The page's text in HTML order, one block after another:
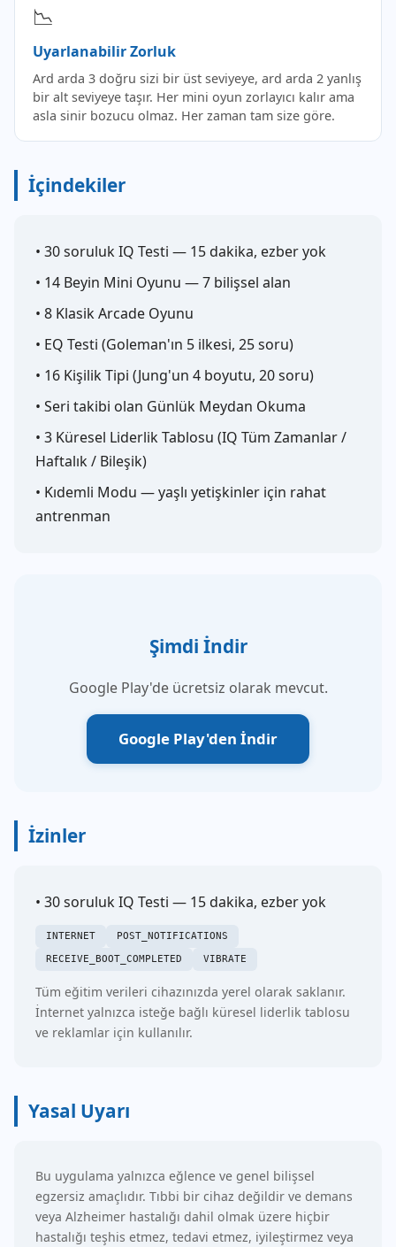
📉
Uyarlanabilir Zorluk
Ard arda 3 doğru sizi bir üst seviyeye, ard arda 2 yanlış
bir alt seviyeye taşır. Her mini oyun zorlayıcı kalır ama
asla sinir bozucu olmaz. Her zaman tam size göre.
İçindekiler
• 30 soruluk IQ Testi — 15 dakika, ezber yok
• 14 Beyin Mini Oyunu — 7 bilişsel alan
• 8 Klasik Arcade Oyunu
• EQ Testi (Goleman'ın 5 ilkesi, 25 soru)
• 16 Kişilik Tipi (Jung'un 4 boyutu, 20 soru)
• Seri takibi olan Günlük Meydan Okuma
• 3 Küresel Liderlik Tablosu (IQ Tüm Zamanlar /
Haftalık / Bileşik)
• Kıdemli Modu — yaşlı yetişkinler için rahat
antrenman
Şimdi İndir
Google Play'de ücretsiz olarak mevcut.
Google Play'den İndir
İzinler
• 30 soruluk IQ Testi — 15 dakika, ezber yok
INTERNET
POST_NOTIFICATIONS
RECEIVE_BOOT_COMPLETED
VIBRATE
Tüm eğitim verileri cihazınızda yerel olarak saklanır.
İnternet yalnızca isteğe bağlı küresel liderlik tablosu
ve reklamlar için kullanılır.
Yasal Uyarı
Bu uygulama yalnızca eğlence ve genel bilişsel
egzersiz amaçlıdır. Tıbbi bir cihaz değildir ve demans
veya Alzheimer hastalığı dahil olmak üzere hiçbir
hastalığı teşhis etmez, tedavi etmez, iyileştirmez veya